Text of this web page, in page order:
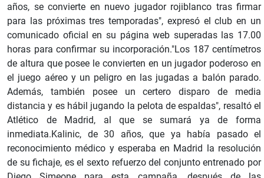
años, se convierte en nuevo jugador rojiblanco tras firmar
para las próximas tres temporadas", expresó el club en un
comunicado oficial en su página web superadas las 17.00
horas para confirmar su incorporación."Los 187 centímetros
de altura que posee le convierten en un jugador poderoso en
el juego aéreo y un peligro en las jugadas a balón parado.
Además, también posee un certero disparo de media
distancia y es hábil jugando la pelota de espaldas", resaltó el
Atlético de Madrid, al que se sumará ya de forma
inmediata.Kalinic, de 30 años, que ya había pasado el
reconocimiento médico y esperaba en Madrid la resolución
de su fichaje, es el sexto refuerzo del conjunto entrenado por